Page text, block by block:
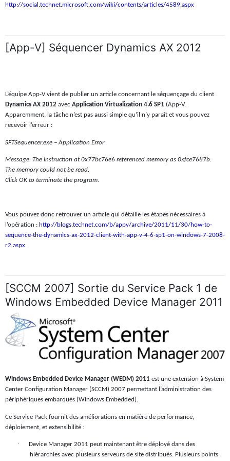
http://social.technet.microsoft.com/wiki/contents/articles/4589.aspx
[App-V] Séquencer Dynamics AX 2012
L’équipe App-V vient de publier un article concernant le séquençage du client
Dynamics AX 2012 avec Application Virtualization 4.6 SP1 (App-V.
Apparemment, la tâche n’est pas aussi simple qu’il n’y paraît et vous pouvez
recevoir l’erreur :
SFTSequencer.exe – Application Error
Message: The instruction at 0x77bc76e6 referenced memory as 0xfce7687b.
The memory could not be read.
Click OK to terminate the program.
Vous pouvez donc retrouver un article qui détaille les étapes nécessaires à
l’opération : http://blogs.technet.com/b/appv/archive/2011/11/30/how-to-
sequence-the-dynamics-ax-2012-client-with-app-v-4-6-sp1-on-windows-7-2008-
r2.aspx
[SCCM 2007] Sortie du Service Pack 1 de
Windows Embedded Device Manager 2011
Windows Embedded Device Manager (WEDM) 2011 est une extension à System
Center Configuration Manager (SCCM) 2007 permettant l’administration des
périphériques embarqués (Windows Embedded).
Ce Service Pack fournit des améliorations en matière de performance,
déploiement, et extensibilité :
·
Device Manager 2011 peut maintenant être déployé dans des
hiérarchies avec plusieurs serveurs de site distribués. Plusieurs points